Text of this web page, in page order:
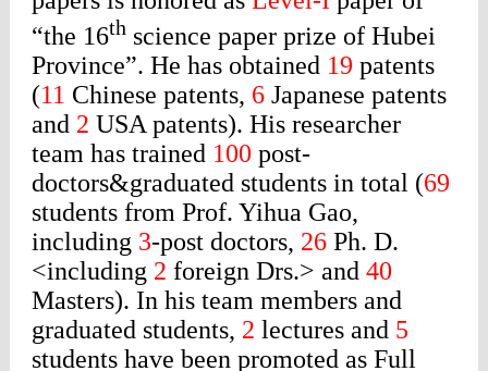
“the 16thscience paper prize of Hubei
Province”. He has obtained 19 patents
(11 Chinese patents, 6Japanese patents
and 2 USA patents). His researcher
team has trained 100 post-
doctors&graduated students in total (69
students from Prof. Yihua Gao,
including 3-post doctors, 26Ph. D.
<including 2 foreign Drs.> and 40
Masters). In his team members and
graduated students, 2 lectures and 5
students have been promoted as Full